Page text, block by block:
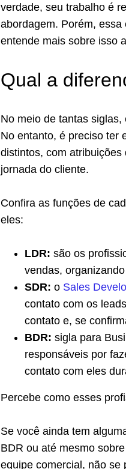
verdade, seu trabalho é
abordagem. Porém,
entende mais sobre isso
Qual a
No meio de tantas
No entanto, é preciso ter
distintos, com
jornada do cliente.
Confira as funções de
eles:
LDR: são os
vendas,
SDR: o Sales
contato com os
contato e, se
BDR: sigla para
responsáveis por
contato com eles
Percebe como esses
Se você ainda tem
BDR ou até mesmo
equipe comercial, não se